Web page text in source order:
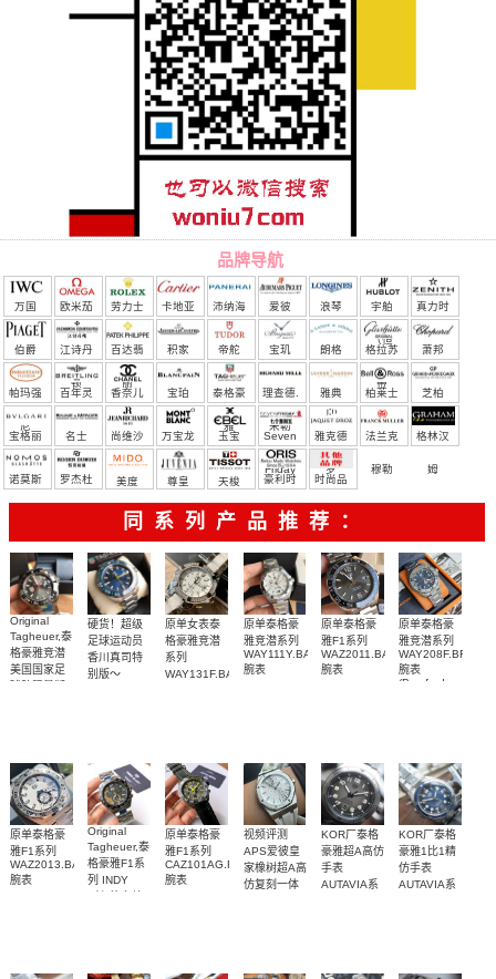
品牌导航
万国 欧米茄 劳力士 卡地亚 沛纳海 爱彼 浪琴 宇舶
（恒
宝）
真力时
伯爵 江诗丹
顿
百达翡
丽
积家 帝舵 宝玑 朗格 格拉苏
蒂
萧邦
帕玛强
尼
百年灵 香奈儿 宝珀 泰格豪
雅
理查德.
米勒
雅典 柏莱士 芝柏
宝格丽 名士 尚维沙 万宝龙 玉宝 Seven
Friday
雅克德
罗
法兰克
穆勒
格林汉
姆
诺莫斯
罗杰杜 美度 尊皇 天梭 豪利时 时尚品
牌/原单
同系列产品推荐：
Original
Tagheuer,泰
格豪雅竞潜
美国国家足
硬货！超级
足球运动员
香川真司特
别版～
原单女表泰
格豪雅竞潜
系列
WAY131F.BA0914，
原单泰格豪
雅竞潜系列
WAY111Y.BA0928
腕表
原单泰格豪
雅F1系列
WAZ2011.BA0842
腕表
原单泰格豪
雅竞潜系列
WAY208F.BF0638
腕表
(Bamford
原单泰格豪
雅F1系列
WAZ2013.BA0842
腕表
Original
Tagheuer,泰
格豪雅F1系
列 INDY
原单泰格豪
雅F1系列
CAZ101AG.FC8304
腕表
视频评测
APS爱彼皇
家橡树超A高
仿复刻一体
KOR厂泰格
豪雅超A高仿
手表
AUTAVIA系
赞喔
KOR厂泰格
豪雅1比1精
仿手表
AUTAVIA系
赞喔